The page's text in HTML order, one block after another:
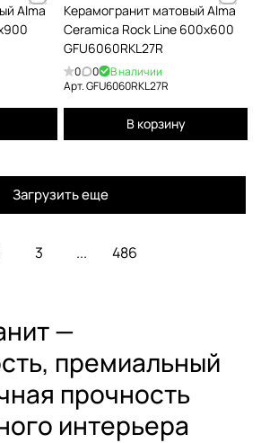
Alma
Керамогранит матовый Alma
Ceramica Rock Line 600x600
GFU6060RKL27R
0 0
В наличии
Арт.GFU6060RKL27R
В корзину
Загрузить еще
3 ... 486
—
премиальный
прочность
интерьера